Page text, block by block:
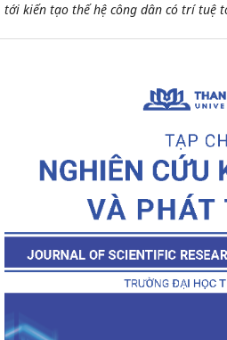
tới kiến tạo thế hệ công dân có trí tuệ